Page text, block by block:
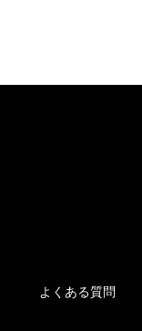
よくある質問